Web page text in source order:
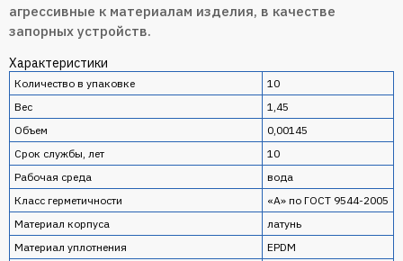
агрессивные к материалам изделия, в качестве
запорных устройств.
Характеристики
Количество в упаковке
10
Вес
1,45
Объем
0,00145
Срок службы, лет
10
Рабочая среда
вода
Класс герметичности
«А» по ГОСТ 9544-2005
Материал корпуса
латунь
Материал уплотнения
EPDM